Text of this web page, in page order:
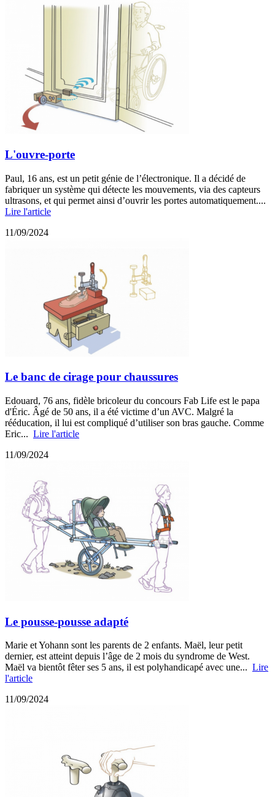
L'ouvre-porte
Paul, 16 ans, est un petit génie de l’électronique. Il a décidé de
fabriquer un système qui détecte les mouvements, via des capteurs
ultrasons, et qui permet ainsi d’ouvrir les portes automatiquement....
Lire l'article
11/09/2024
Le banc de cirage pour chaussures
Edouard, 76 ans, fidèle bricoleur du concours Fab Life est le papa
d'Éric. Âgé de 50 ans, il a été victime d’un AVC. Malgré la
rééducation, il lui est compliqué d’utiliser son bras gauche. Comme
Eric... Lire l'article
11/09/2024
Le pousse-pousse adapté
Marie et Yohann sont les parents de 2 enfants. Maël, leur petit
dernier, est atteint depuis l’âge de 2 mois du syndrome de West.
Maël va bientôt fêter ses 5 ans, il est polyhandicapé avec une... Lire
l'article
11/09/2024